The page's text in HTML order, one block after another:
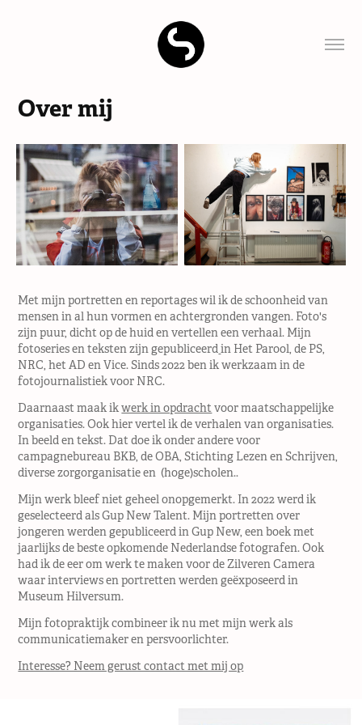
Over mij
Met mijn portretten en reportages wil ik de schoonheid van
mensen in al hun vormen en achtergronden vangen. Foto's
zijn puur, dicht op de huid en vertellen een verhaal. Mijn
fotoseries en teksten zijn gepubliceerdin Het Parool, de PS,
NRC, het AD en Vice.Sinds 2022 ben ik werkzaam in de
fotojournalistiek voor NRC.
Daarnaast maak ikwerk in opdrachtvoor maatschappelijke
organisaties. Ook hier vertel ik de verhalen van organisaties.
In beeld en tekst. Dat doe ik onder andere voor
campagnebureau BKB, de OBA, Stichting Lezen en Schrijven,
diverse zorgorganisatie en (hoge)scholen..
Mijn werk bleef niet geheel onopgemerkt. In 2022 werd ik
geselecteerd als Gup New Talent. Mijn portretten over
jongeren werden gepubliceerd in Gup New, een boek met
jaarlijks de beste opkomende Nederlandse fotografen. Ook
had ik de eer om werk te maken voor de Zilveren Camera
waar interviews en portretten werden geëxposeerd in
Museum Hilversum.
Mijn fotopraktijk combineer ik nu met mijn werk als
communicatiemaker en persvoorlichter.
Interesse? Neem gerust contact met mij op